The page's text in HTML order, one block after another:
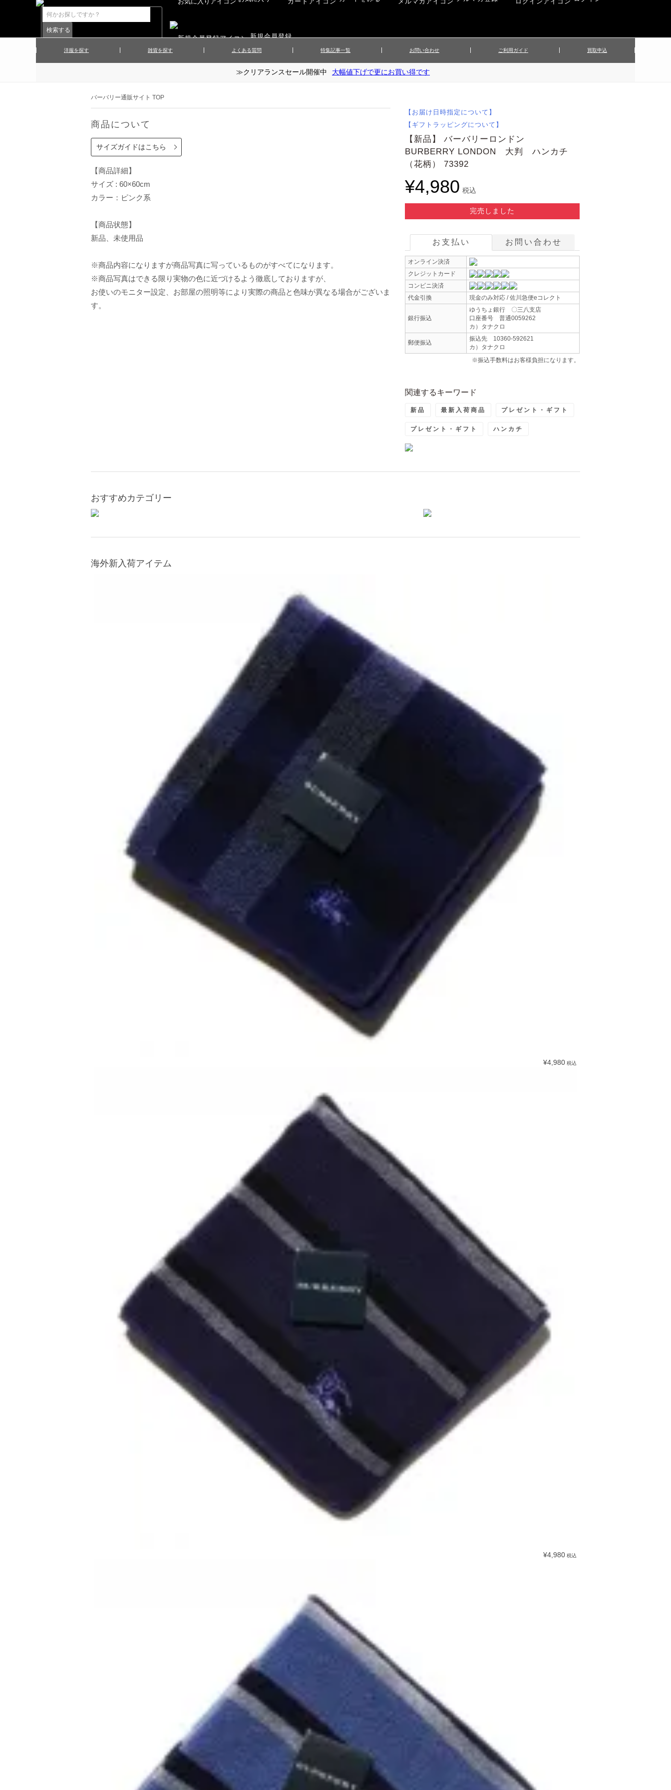
新規会員登録
洋服を探す
▲メンズニット
▲レディースワンピース ▲レディーススカート ▲レディースボトムス
雑貨を探す
▲財布・キーケース
▲アクセサリー
▲マフラー／ストール ▲傘／日傘
▲その他
よくある質問 特集記事一覧 お問い合わせ ご利用ガイド 買取申込
≫クリアランスセール開催中 大幅値下げで更にお買い得です
バーバリー通販サイト TOP
商品について
サイズガイドはこちら
【商品詳細】
サイズ : 60×60cm
カラー：ピンク系
【商品状態】
新品、未使用品
※商品内容になりますが商品写真に写っているものがすべてになります。
※商品写真はできる限り実物の色に近づけるよう徹底しておりますが、
お使いのモニター設定、お部屋の照明等により実際の商品と色味が異なる場合がございま
す。
【お届け日時指定について】
【ギフトラッピングについて】
【新品】 バーバリーロンドン
BURBERRY LONDON 大判 ハンカチ
（花柄） 73392
¥4,980 税込
完売しました
お支払い お問い合わせ
オンライン決済
クレジットカード
コンビニ決済
代金引換
現金のみ対応 / 佐川急便eコレクト
銀行振込
ゆうちょ銀行 〇三八支店
口座番号 普通0059262
カ）タナクロ
郵便振込
振込先 10360-592621
カ）タナクロ
※振込手数料はお客様負担になります。
関連するキーワード
新品 最新入荷商品 プレゼント・ギフト
プレゼント・ギフト ハンカチ
おすすめカテゴリー
海外新入荷アイテム
¥4,980 税込
¥4,980 税込